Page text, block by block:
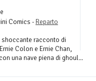
Comics - Reparto
shoccante racconto di
Colon e Ernie Chan,
una nave piena di ghoul...